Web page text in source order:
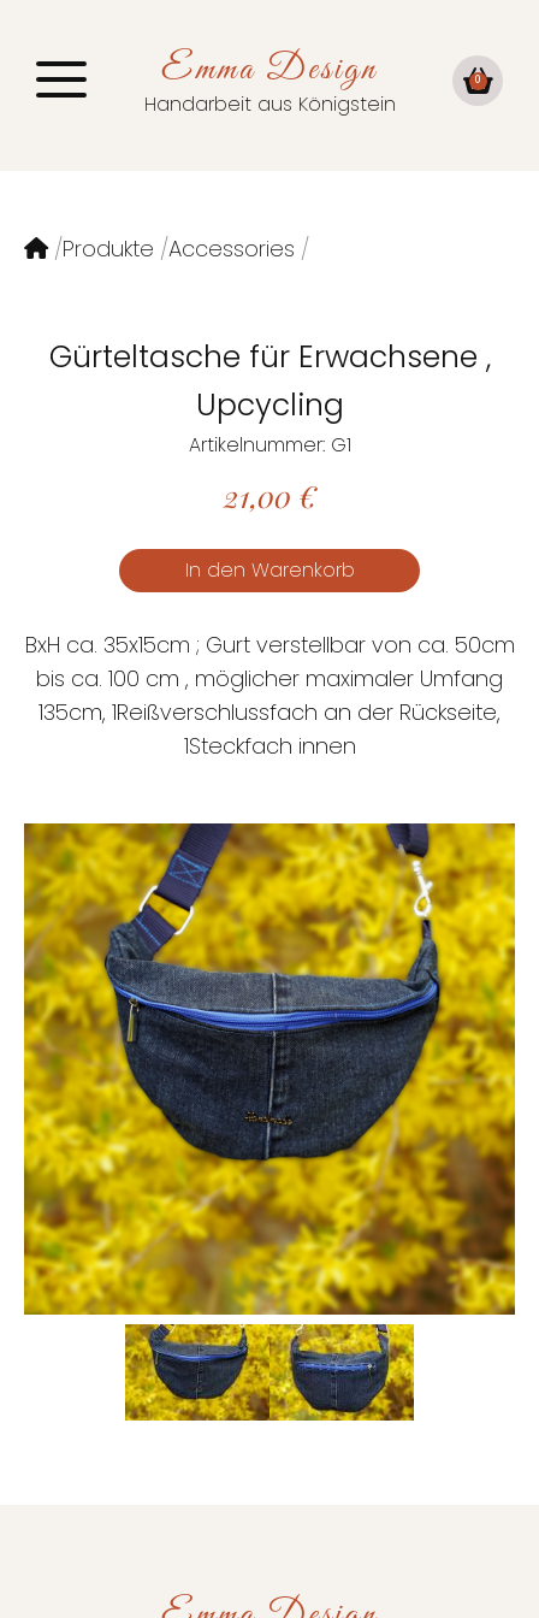
Emma Design
Handarbeit aus Königstein
0
Produkte Accessories
Gürteltasche für Erwachsene ,
Upcycling
Artikelnummer: G1
21,00 €
BxH ca. 35x15cm ; Gurt verstellbar von ca. 50cm
bis ca. 100 cm , möglicher maximaler Umfang
135cm, 1Reißverschlussfach an der Rückseite,
1Steckfach innen